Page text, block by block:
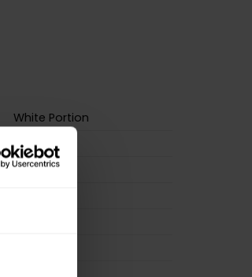
White Portion
Traditionell
Mini